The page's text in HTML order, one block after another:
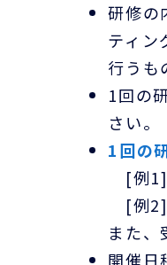
研修の
ティン
行うも
1回の
さい。
1回の
[例1]
[例2]
また
開催日